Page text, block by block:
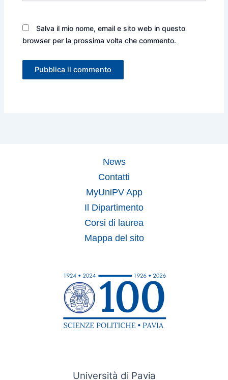
Salva il mio nome, email e sito web in questo
browser per la prossima volta che commento.
News
Contatti
MyUniPV App
Il Dipartimento
Corsi di laurea
Mappa del sito
Università di Pavia